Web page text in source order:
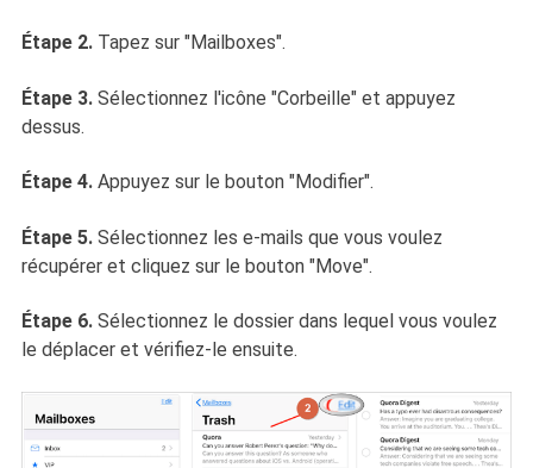
Étape 2. Tapez sur "Mailboxes".
Étape 3. Sélectionnez l'icône "Corbeille" et appuyez
dessus.
Étape 4.Appuyez sur le bouton "Modifier".
Étape 5.Sélectionnez les e-mails que vous voulez
récupérer et cliquez sur le bouton "Move".
Étape 6. Sélectionnez le dossier dans lequel vous voulez
le déplacer et vérifiez-le ensuite.